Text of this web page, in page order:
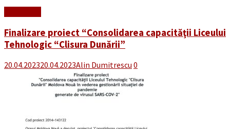
Finalizare proiect “Consolidarea capacităţii Liceului
Tehnologic “Clisura Dunării”
20.04.202320.04.2023Alin Dumitrescu 0